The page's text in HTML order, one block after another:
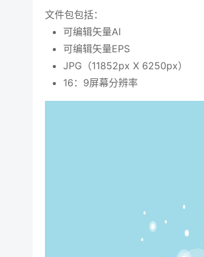
文件包包括：
可编辑矢量AI
可编辑矢量EPS
JPG（11852px X 6250px）
16：9屏幕分辨率